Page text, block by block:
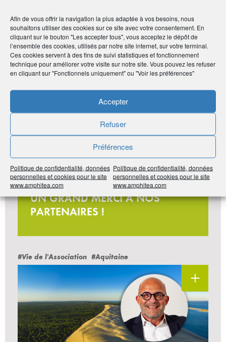
Afin de vous offrir la navigation la plus adaptée à vos besoins, nous
souhaitons utiliser des cookies sur ce site avec votre consentement. En
cliquant sur le bouton "Les accepter tous", vous acceptez le dépôt de
l’ensemble des cookies, utilisés par notre site internet, sur votre terminal.
Ces cookies servent à des fins de suivi statistiques et fonctionnement
technique pour améliorer votre visite sur notre site. Vous pouvez les refuser
en cliquant sur "Fonctionnels uniquement" ou "Voir les préférences"
Accepter
Refuser
Préférences
Politique de confidentialité, données
personnelles et cookies pour le site
www.amphitea.com
Politique de confidentialité, données
personnelles et cookies pour le site
www.amphitea.com
#Vie de l'Association
Jeu-concours
UN GRAND MERCI À NOS
PARTENAIRES !
#Vie de l'Association #Aquitaine